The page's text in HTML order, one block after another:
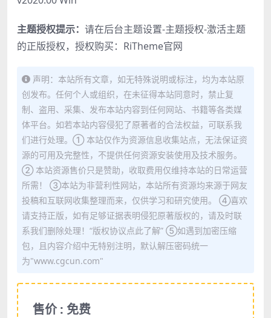
主题授权提示： 请在后台主题设置-主题授权-激活主题
的正版授权，授权购买： RiTheme官网
声明：本站所有文章，如无特殊说明或标注，均为本站原
创发布。任何个人或组织，在未征得本站同意时，禁止复
制、盗用、采集、发布本站内容到任何网站、书籍等各类媒
体平台。如若本站内容侵犯了原著者的合法权益，可联系我
们进行处理。① 本站仅作为资源信息收集站点，无法保证资
源的可用及完整性，不提供任何资源安装使用及技术服务。
② 本站资源售价只是赞助，收取费用仅维持本站的日常运营
所需！ ③本站为非营利性网站，本站所有资源均来源于网友
投稿和互联网收集整理而来，仅供学习和研究使用。 ④喜欢
请支持正版，如有足够证据表明侵犯原著版权的，请及时联
系我们删除处理！“版权协议点此了解” ⑤如遇到加密压缩
包，且内容介绍中无特别注明，默认解压密码统一
为"www.cgcun.com"
售价 : 免费